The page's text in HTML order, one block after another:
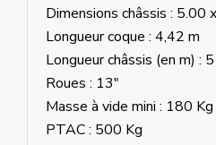
Dimensions châssis : 5.00
Longueur coque : 4,42 m
Longueur châssis (en m) : 5
Roues : 13″
Masse à vide mini : 180 Kg
PTAC : 500 Kg